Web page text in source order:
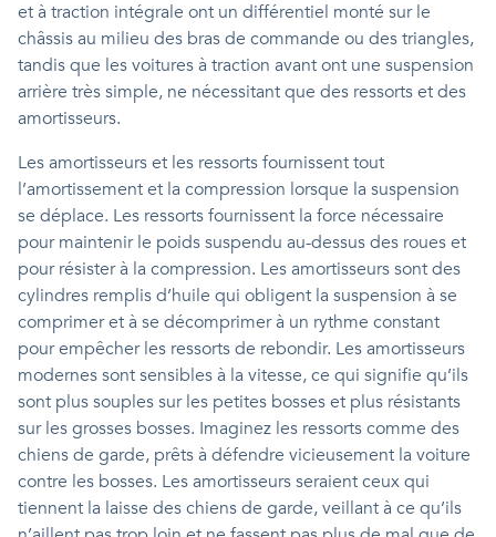
et à traction intégrale ont un différentiel monté sur le
châssis au milieu des bras de commande ou des triangles,
tandis que les voitures à traction avant ont une suspension
arrière très simple, ne nécessitant que des ressorts et des
amortisseurs.
Les amortisseurs et les ressorts fournissent tout
l’amortissement et la compression lorsque la suspension
se déplace. Les ressorts fournissent la force nécessaire
pour maintenir le poids suspendu au-dessus des roues et
pour résister à la compression. Les amortisseurs sont des
cylindres remplis d’huile qui obligent la suspension à se
comprimer et à se décomprimer à un rythme constant
pour empêcher les ressorts de rebondir. Les amortisseurs
modernes sont sensibles à la vitesse, ce qui signifie qu’ils
sont plus souples sur les petites bosses et plus résistants
sur les grosses bosses. Imaginez les ressorts comme des
chiens de garde, prêts à défendre vicieusement la voiture
contre les bosses. Les amortisseurs seraient ceux qui
tiennent la laisse des chiens de garde, veillant à ce qu’ils